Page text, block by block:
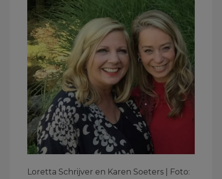
Loretta Schrijver en Karen Soeters | Foto: